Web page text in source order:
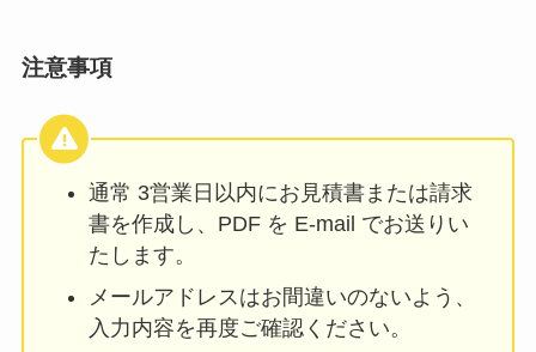
注意事項
通常 3営業日以内にお見積書または請求
書を作成し、PDF を E-mail でお送りい
たします。
メールアドレスはお間違いのないよう、
入力内容を再度ご確認ください。